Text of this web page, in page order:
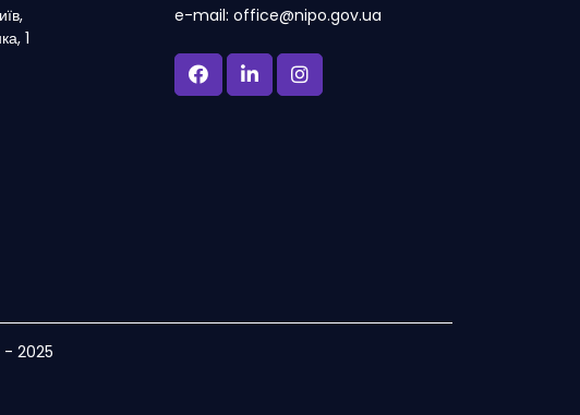
1
e-mail: office@nipo.gov.ua
- 2025